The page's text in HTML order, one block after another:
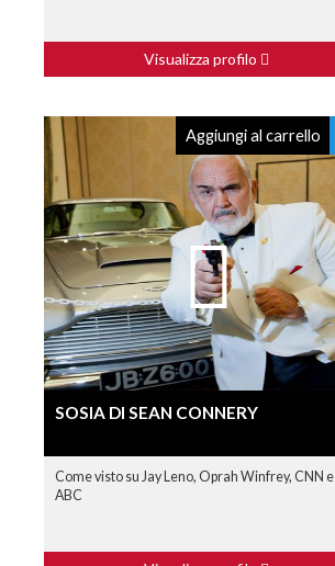
Visualizza profilo
Aggiungi al carrello
SOSIA DI SEAN CONNERY
Come visto su Jay Leno, Oprah Winfrey, CNN e
ABC